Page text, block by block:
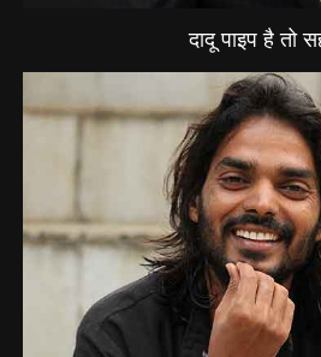
दादू पाइप है तो